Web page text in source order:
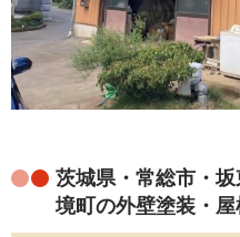
茨城県・常総市・
境町の外壁塗装・